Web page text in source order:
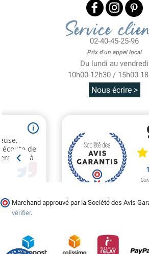
Service
02-40-45-25-96
Prix d'un appel local
Du lundi au vendredi
10h00-12h30 / 15h00-
Nous écrire >
Marchand approuvé par la Société des Avis
vérifier.